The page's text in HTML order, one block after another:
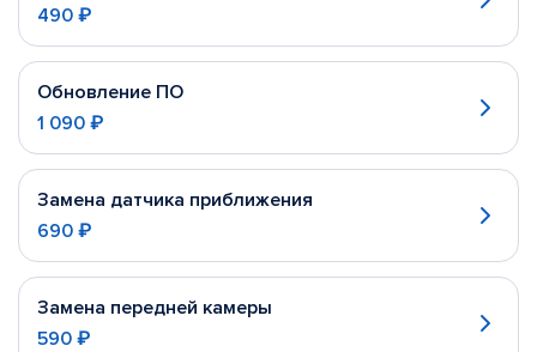
490 ₽
Обновление ПО
1 090 ₽
Замена датчика приближения
690 ₽
Замена передней камеры
590 ₽